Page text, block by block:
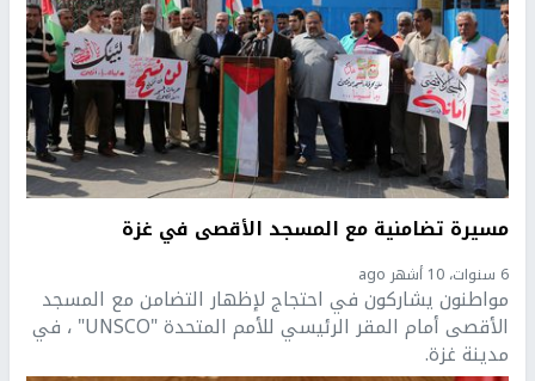
مسيرة تضامنية مع المسجد الأقصى في غزة
6 سنوات، 10 أشهر ago
مواطنون يشاركون في احتجاج لإظهار التضامن مع المسجد
الأقصى أمام المقر الرئيسي للأمم المتحدة "UNSCO" ، في
مدينة غزة.